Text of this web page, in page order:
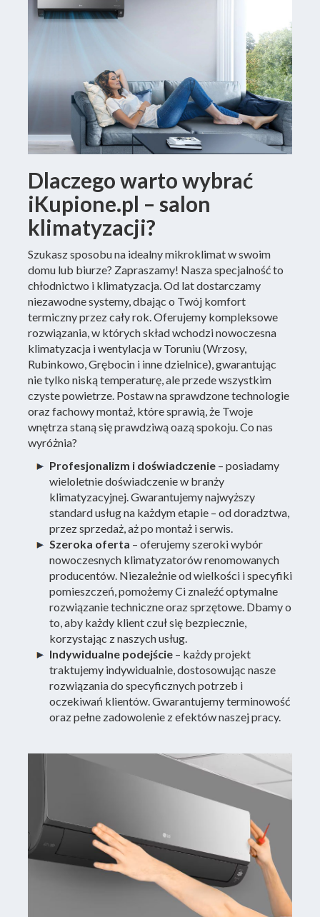
Dlaczego warto wybrać
iKupione.pl – salon
klimatyzacji?
Szukasz sposobu na idealny mikroklimat w swoim
domu lub biurze? Zapraszamy! Nasza specjalność to
chłodnictwo i klimatyzacja. Od lat dostarczamy
niezawodne systemy, dbając o Twój komfort
termiczny przez cały rok. Oferujemy kompleksowe
rozwiązania, w których skład wchodzi nowoczesna
klimatyzacja i wentylacja w Toruniu (Wrzosy,
Rubinkowo, Grębocin i inne dzielnice), gwarantując
nie tylko niską temperaturę, ale przede wszystkim
czyste powietrze. Postaw na sprawdzone technologie
oraz fachowy montaż, które sprawią, że Twoje
wnętrza staną się prawdziwą oazą spokoju. Co nas
wyróżnia?
Profesjonalizm i doświadczenie – posiadamy
wieloletnie doświadczenie w branży
klimatyzacyjnej. Gwarantujemy najwyższy
standard usług na każdym etapie – od doradztwa,
przez sprzedaż, aż po montaż i serwis.
Szeroka oferta – oferujemy szeroki wybór
nowoczesnych klimatyzatorów renomowanych
producentów. Niezależnie od wielkości i specyfiki
pomieszczeń, pomożemy Ci znaleźć optymalne
rozwiązanie techniczne oraz sprzętowe. Dbamy o
to, aby każdy klient czuł się bezpiecznie,
korzystając z naszych usług.
Indywidualne podejście – każdy projekt
traktujemy indywidualnie, dostosowując nasze
rozwiązania do specyficznych potrzeb i
oczekiwań klientów. Gwarantujemy terminowość
oraz pełne zadowolenie z efektów naszej pracy.